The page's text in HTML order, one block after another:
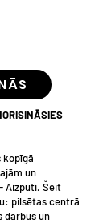
kopīgā
un
Aizputi. Šeit
pilsētas centrā
darbus un